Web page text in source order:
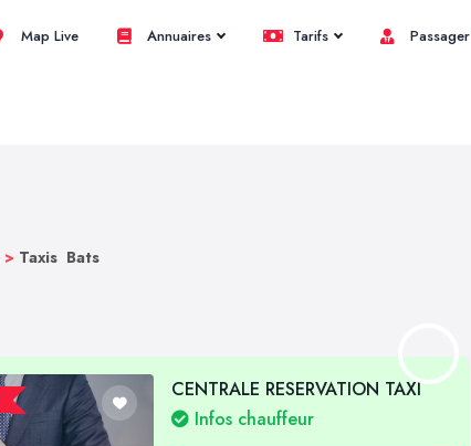
Map Live Annuaires Tarifs Passager
> Taxis Bats
CENTRALE RESERVATION TAXI
Infos chauffeur